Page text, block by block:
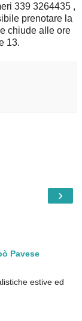
339 3264435 ,
prenotare la
chiude alle ore
13.
›
Pavese
estive ed